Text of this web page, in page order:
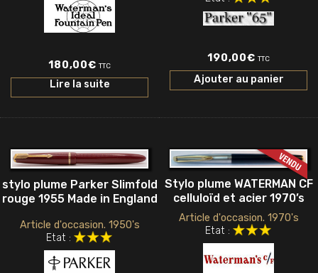
180,00€ TTC
Lire la suite
190,00€ TTC
Ajouter au panier
stylo plume Parker Slimfold
rouge 1955 Made in England
Article d'occasion. 1950's
Etat :
Stylo plume WATERMAN CF
celluloïd et acier 1970’s
Article d'occasion. 1970's
Etat :